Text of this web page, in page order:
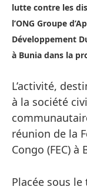
lutte contre les
l’ONG Groupe
Développement
à Bunia dans la
L’activité,
à la société
réunion de la
Congo (FEC) à
Placée sous le